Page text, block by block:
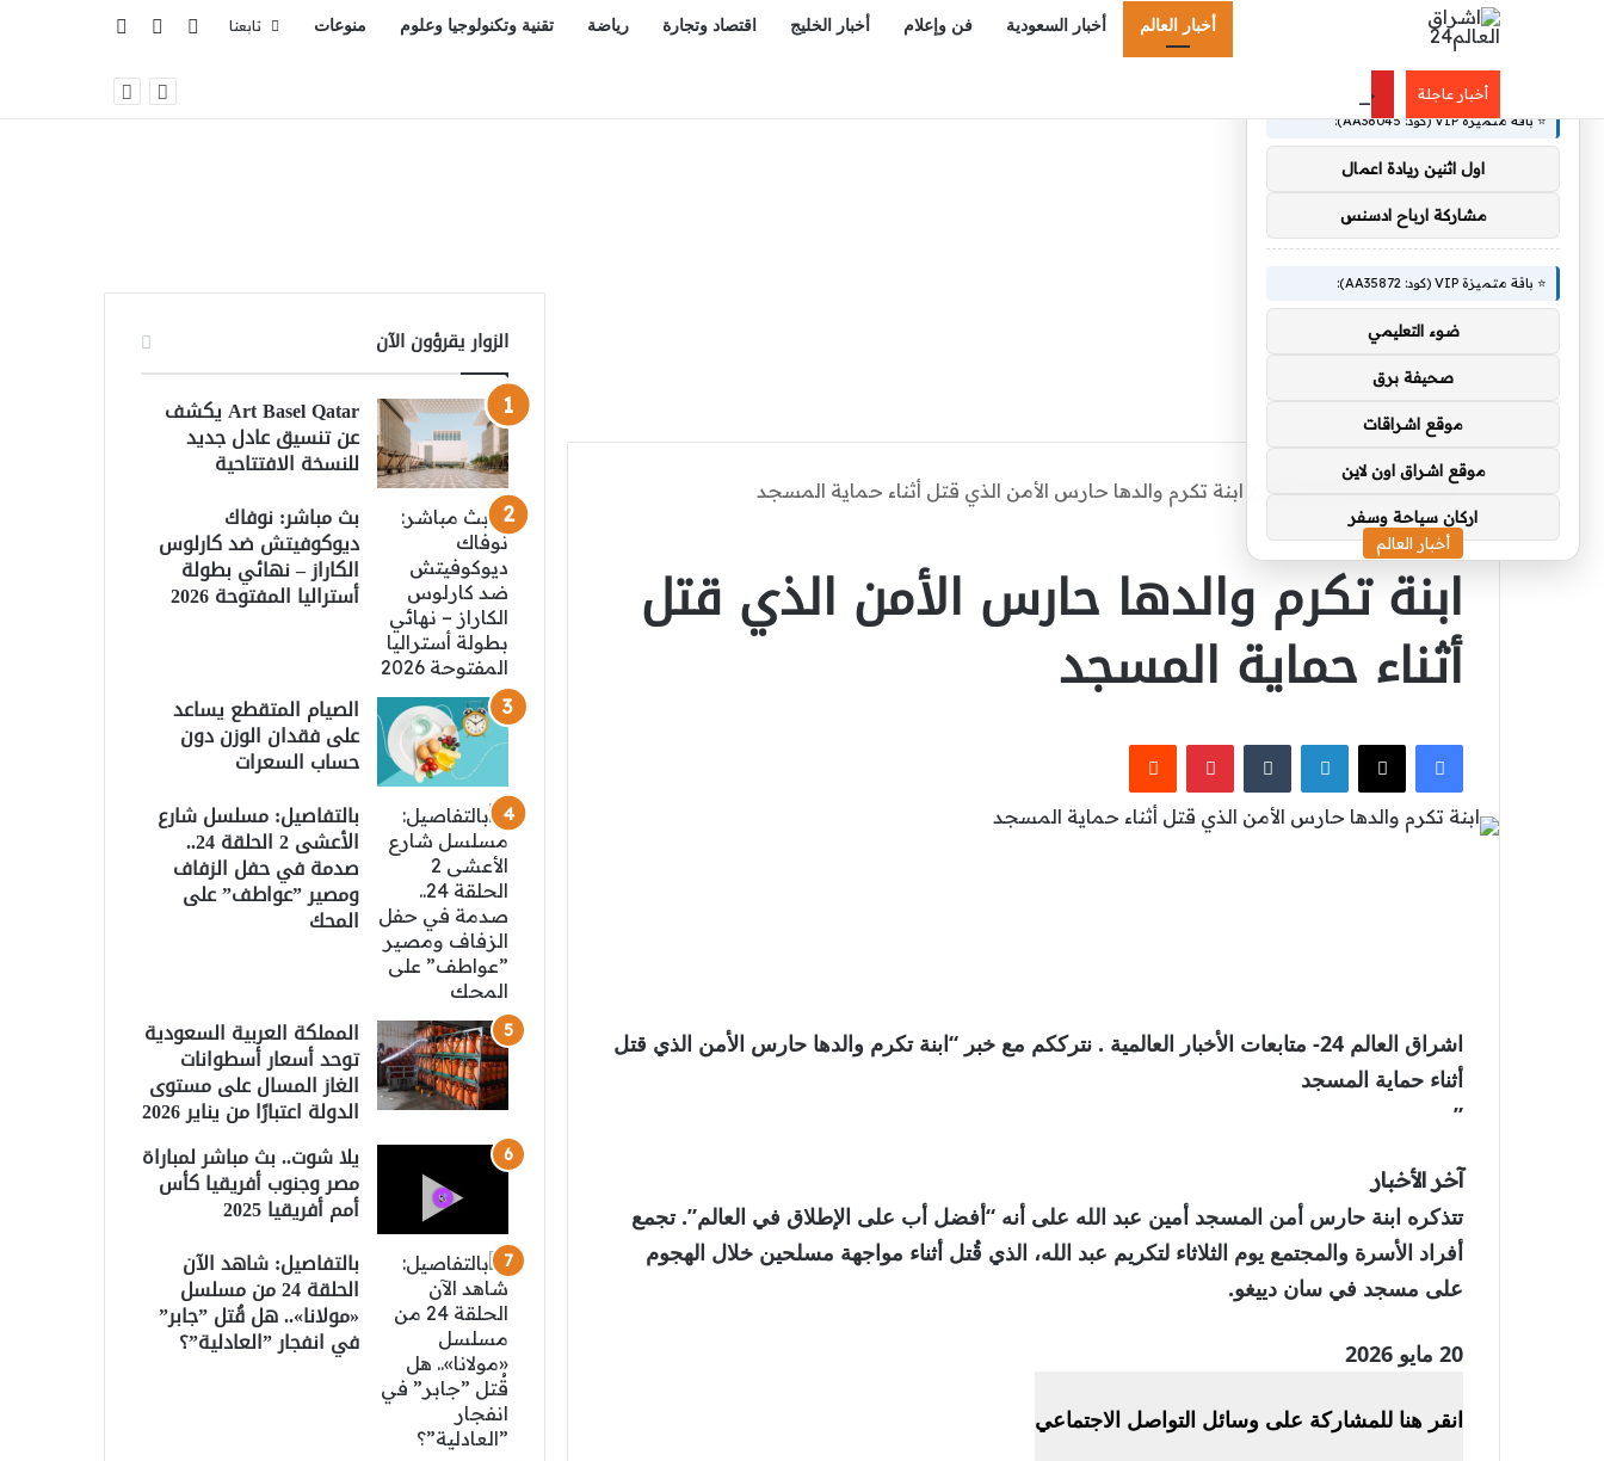
أخبار العالم أخبار السعودية فن وإعلام أخبار الخليج اقتصاد وتجارة رياضة تقنية وتكنولوجيا وعلوم منوعات تابعنا تسجيل الدخول
إضافة عمود
أخبار عاجلة جامعة جدة تطلق «رقمن صيفك» بـ10 ورش تدريبية مجانية في التقنية
الرئيسية أخبار العالم ابنة تكرم والدها حارس الأمن الذي قتل أثناء حماية المسجد
أخبار العالم
ابنة تكرم والدها حارس الأمن الذي قتل
أثناء حماية المسجد
فيسبوك
‫X لينكدإن بينتيريست
اشراق العالم 24- متابعات الأخبار العالمية . نترككم مع خبر “ابنة تكرم والدها حارس الأمن الذي قتل
أثناء حماية المسجد
”
آخر الأخبار
تتذكره ابنة حارس أمن المسجد أمين عبد الله على أنه “أفضل أب على الإطلاق في العالم”. تجمع
أفراد الأسرة والمجتمع يوم الثلاثاء لتكريم عبد الله، الذي قُتل أثناء مواجهة مسلحين خلال الهجوم
على مسجد في سان دييغو.
نُشرت
20
20 مايو 2026
انقر هنا للمشاركة على وسائل التواصل الاجتماعي
الزوار يقرؤون الآن
Art Basel Qatar يكشف
عن تنسيق عادل جديد
للنسخة الافتتاحية
بث مباشر: نوفاك
ديوكوفيتش ضد كارلوس
الكاراز – نهائي بطولة
أستراليا المفتوحة 2026
الصيام المتقطع يساعد
على فقدان الوزن دون
حساب السعرات
بالتفاصيل: مسلسل شارع
الأعشى 2 الحلقة 24..
صدمة في حفل الزفاف
ومصير ”عواطف” على
المحك
المملكة العربية السعودية
توحد أسعار أسطوانات
الغاز المسال على مستوى
الدولة اعتبارًا من يناير 2026
يلا شوت.. بث مباشر لمباراة
مصر وجنوب أفريقيا كأس
أمم أفريقيا 2025
بالتفاصيل: شاهد الآن
الحلقة 24 من مسلسل
«مولانا».. هل قُتل ”جابر”
في انفجار ”العادلية”؟
⭐ باقة متميزة VIP (كود: AA38045):
اول اثنين ريادة اعمال
مشاركة ارباح ادسنس
⭐ باقة متميزة VIP (كود: AA35872):
ضوء التعليمي
صحيفة برق
موقع اشراقات
موقع اشراق اون لاين
اركان سياحة وسفر